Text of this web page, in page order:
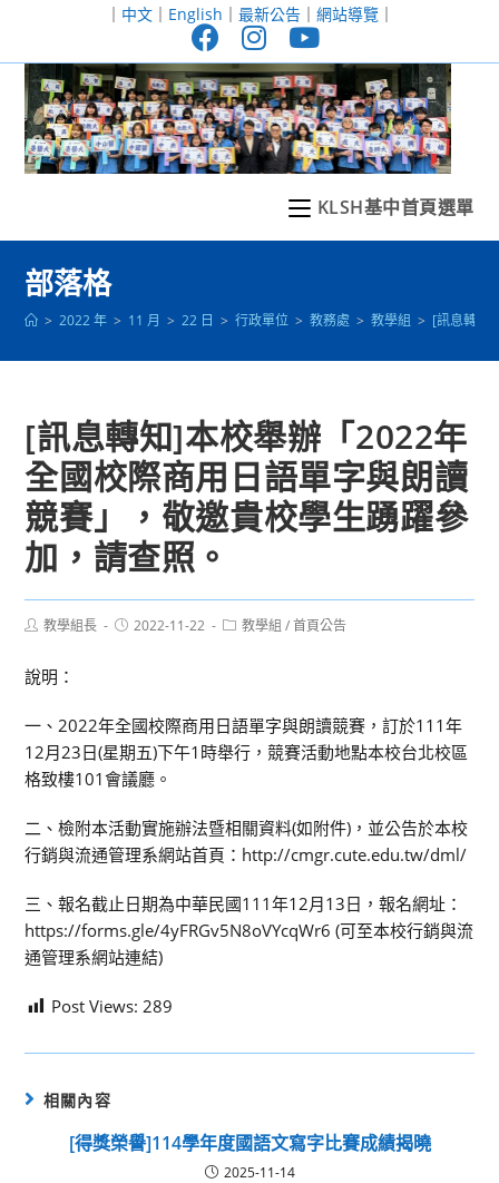
至
｜ 中文｜ English ｜ 最新公告｜ 網站導覽｜
KLSH基中首頁選單
部落格
> 2022 年 > 11 月 > 22 日 > 行政單位 > 教務處 > 教學組 > [訊息轉知]
[訊息轉知]本校舉辦「2022年
全國校際商用日語單字與朗讀
競賽」，敬邀貴校學生踴躍參
加，請查照。
Post教學組長
Post2022-11-22
Post教學組 / 首頁公告
說明：
一、2022年全國校際商用日語單字與朗讀競賽，訂於111年
12月23日(星期五)下午1時舉行，競賽活動地點本校台北校區
格致樓101會議廳。
二、檢附本活動實施辦法暨相關資料(如附件)，並公告於本校
行銷與流通管理系網站首頁：http://cmgr.cute.edu.tw/dml/
三、報名截止日期為中華民國111年12月13日，報名網址：
https://forms.gle/4yFRGv5N8oVYcqWr6 (可至本校行銷與流
通管理系網站連結)
Post Views: 289
相關內容
[得獎榮譽]114學年度國語文寫字比賽成績揭曉
2025-11-14